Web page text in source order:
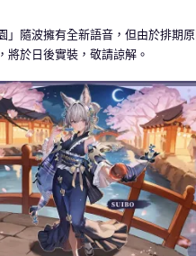
」隨波擁有全新語音，但由於排期
將於日後實裝，敬請諒解。